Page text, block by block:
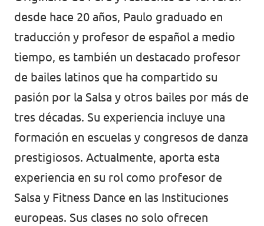
desde hace 20 años, Paulo graduado en
traducción y profesor de español a medio
tiempo, es también un destacado profesor
de bailes latinos que ha compartido su
pasión por la Salsa y otros bailes por más de
tres décadas. Su experiencia incluye una
formación en escuelas y congresos de danza
prestigiosos. Actualmente, aporta esta
experiencia en su rol como profesor de
Salsa y Fitness Dance en las Instituciones
europeas. Sus clases no solo ofrecen